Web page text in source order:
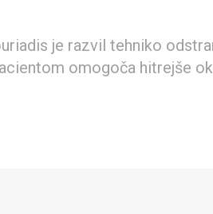
je razvil tehniko
omogoča hitrejše